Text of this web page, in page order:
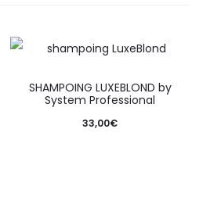
SHAMPOING LUXEBLOND by
System Professional
33,00€